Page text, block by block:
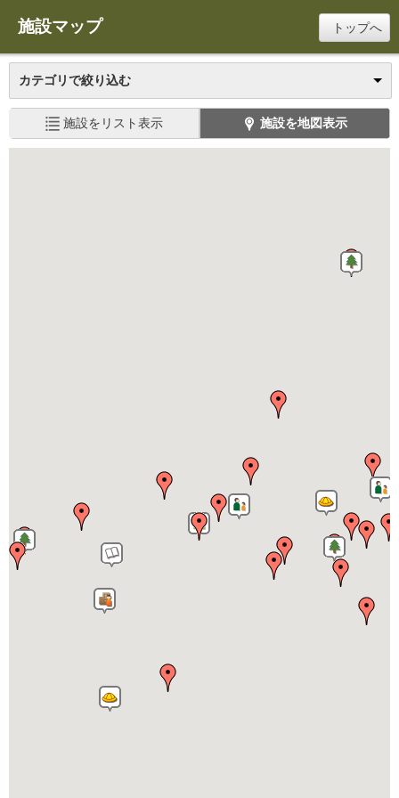
施設マップ トップへ
カテゴリで絞り込む
施設をリスト表示 施設を地図表示